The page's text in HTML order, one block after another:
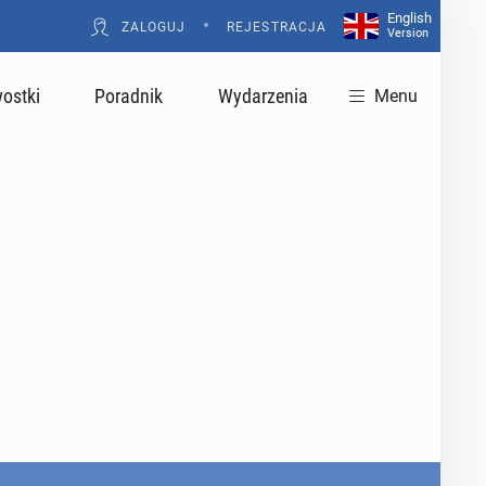
ZALOGUJ • REJESTRACJA
English
Version
Poradnik Wydarzenia Menu